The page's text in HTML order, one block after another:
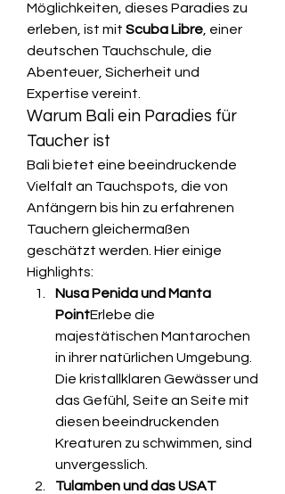
Möglichkeiten, dieses Paradies zu
erleben, ist mit Scuba Libre , einer
deutschen Tauchschule, die
Abenteuer, Sicherheit und
Expertise vereint.
Warum Bali ein Paradies für
Taucher ist
Bali bietet eine beeindruckende
Vielfalt an Tauchspots, die von
Anfängern bis hin zu erfahrenen
Tauchern gleichermaßen
geschätzt werden. Hier einige
Highlights:
Nusa Penida und Manta
PointErlebe die
majestätischen Mantarochen
in ihrer natürlichen Umgebung.
Die kristallklaren Gewässer und
das Gefühl, Seite an Seite mit
diesen beeindruckenden
Kreaturen zu schwimmen, sind
unvergesslich.
Tulamben und das USAT